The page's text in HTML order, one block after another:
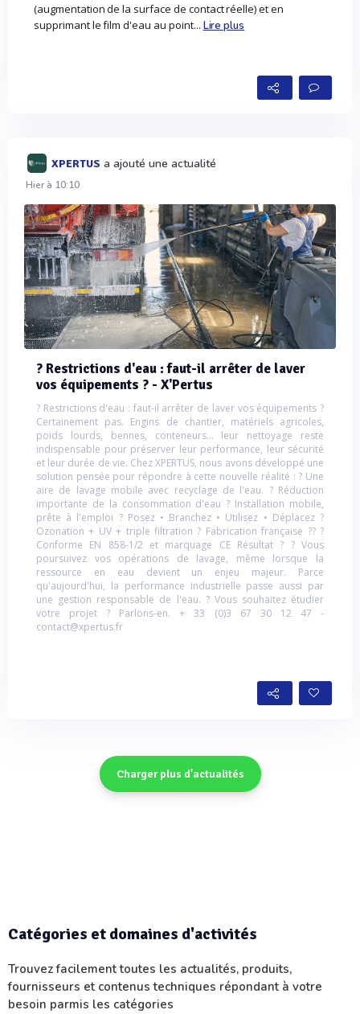
(augmentation de la surface de contact réelle) et en
supprimant le film d'eau au point... Lire plus
XPERTUS a ajouté une actualité
Hier à 10:10
? Restrictions d'eau : faut-il arrêter de laver
vos équipements ? - X'Pertus
? Restrictions d'eau : faut-il arrêter de laver vos équipements ?
Certainement pas. Engins de chantier, matériels agricoles,
poids lourds, bennes, conteneurs… leur nettoyage reste
indispensable pour préserver leur performance, leur sécurité
et leur durée de vie. Chez XPERTUS, nous avons développé une
solution pensée pour répondre à cette nouvelle réalité : ? Une
aire de lavage mobile avec recyclage de l'eau. ? Réduction
importante de la consommation d'eau ? Installation mobile,
prête à l'emploi ? Posez • Branchez • Utilisez • Déplacez ?
Ozonation + UV + triple filtration ? Fabrication française ?? ?
Conforme EN 858-1/2 et marquage CE Résultat ? ? Vous
poursuivez vos opérations de lavage, même lorsque la
ressource en eau devient un enjeu majeur. Parce
qu'aujourd'hui, la performance industrielle passe aussi par
une gestion responsable de l'eau. ? Vous souhaitez étudier
votre projet ? Parlons-en. + 33 (0)3 67 30 12 47 -
contact@xpertus.fr
Charger plus d'actualités
Catégories et domaines d'activités
Trouvez facilement toutes les actualités, produits,
fournisseurs et contenus techniques répondant à votre
besoin parmis les catégories